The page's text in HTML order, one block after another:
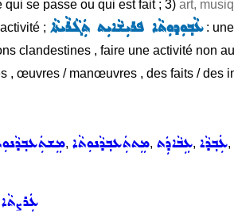
se passe ou qui est fait ; 3) art,
; ܥܵܒ݂ܘܼܕܘܼܬܵܐ ܦܪܝܼܫܵܐܝܼܬ ܬܲܓܵܪܵܝܬܵܐ: une
clandestines , faire une activité non
, œuvres / manœuvres , des faits / des
, ܡܸܬܬܲܥܒ݂ܕܵܢܘܼܬܵܐ, ܥܹܒܵܐܕܲܬ, ܥܲܒ݂ܕܵܐ,
ܥܲܪܨܬܵܐ